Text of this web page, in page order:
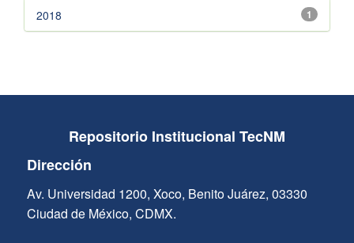
1
2018
Repositorio Institucional TecNM
Dirección
Av. Universidad 1200, Xoco, Benito Juárez, 03330
Ciudad de México, CDMX.